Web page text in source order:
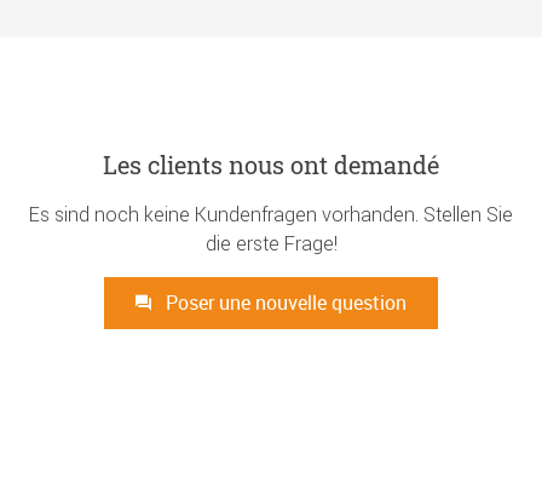
Les clients nous ont demandé
Es sind noch keine Kundenfragen vorhanden. Stellen Sie
die erste Frage!
Poser une nouvelle question